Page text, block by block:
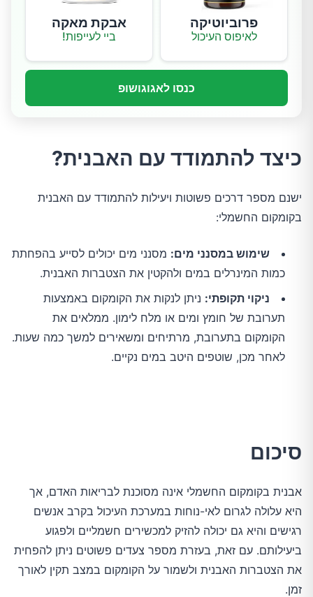
פרוביוטיקה
לאיפוס העיכול
אבקת מאקה
ביי לעייפות!
כנסו לאגוגושופ
כיצד להתמודד עם האבנית?
ישנם מספר דרכים פשוטות ויעילות להתמודד עם האבנית
בקומקום החשמלי:
שימוש במסנני מים: מסנני מים יכולים לסייע בהפחתת
כמות המינרלים במים ולהקטין את הצטברות האבנית.
ניקוי תקופתי: ניתן לנקות את הקומקום באמצעות
תערובת של חומץ ומים או מלח לימון. ממלאים את
הקומקום בתערובת, מרתיחים ומשאירים למשך כמה שעות.
לאחר מכן, שוטפים היטב במים נקיים.
סיכום
אבנית בקומקום החשמלי אינה מסוכנת לבריאות האדם, אך
היא עלולה לגרום לאי-נוחות במערכת העיכול בקרב אנשים
רגישים והיא גם יכולה להזיק למכשירים חשמליים ולפגוע
ביעילותם. עם זאת, בעזרת מספר צעדים פשוטים ניתן להפחית
את הצטברות האבנית ולשמור על הקומקום במצב תקין לאורך
זמן.